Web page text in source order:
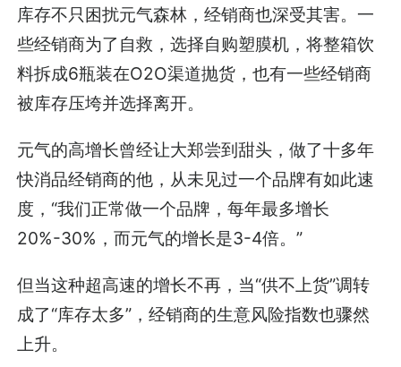
库存不只困扰元气森林，经销商也深受其害。一
些经销商为了自救，选择自购塑膜机，将整箱饮
料拆成6瓶装在O2O渠道抛货，也有一些经销商
被库存压垮并选择离开。
元气的高增长曾经让大郑尝到甜头，做了十多年
快消品经销商的他，从未见过一个品牌有如此速
度，“我们正常做一个品牌，每年最多增长
20%-30%，而元气的增长是3-4倍。”
但当这种超高速的增长不再，当“供不上货”调转
成了“库存太多”，经销商的生意风险指数也骤然
上升。